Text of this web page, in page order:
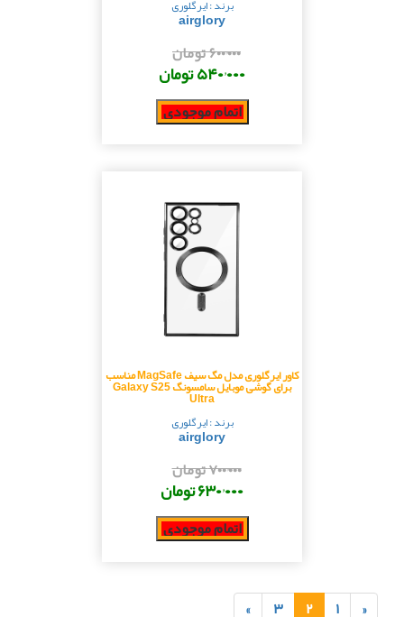
برند : ایرگلوری
airglory
۶۰۰٬۰۰۰ تومان
۵۴۰٬۰۰۰ تومان
اتمام موجودی
کاور ایرگلوری مدل مگ سیف MagSafe مناسب
برای گوشی موبایل سامسونگ Galaxy S25
Ultra
برند : ایرگلوری
airglory
۷۰۰٬۰۰۰ تومان
۶۳۰٬۰۰۰ تومان
اتمام موجودی
« ۱ ۲ ۳ »